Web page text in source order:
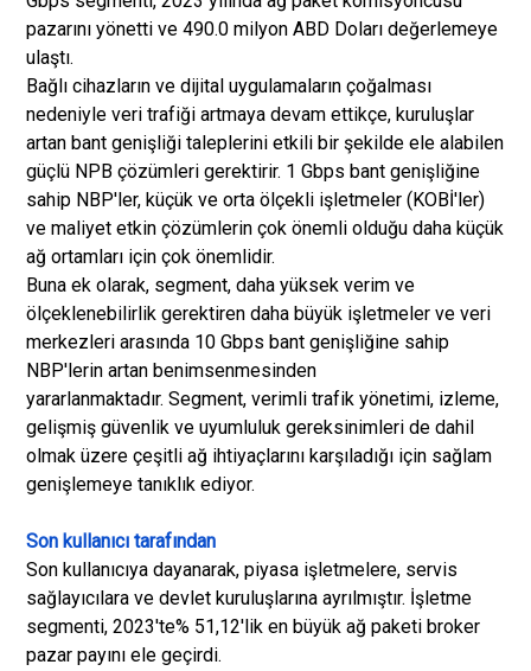
pazarını yönetti ve 490.0 milyon ABD Doları değerlemeye
ulaştı.
Bağlı cihazların ve dijital uygulamaların çoğalması
nedeniyle veri trafiği artmaya devam ettikçe, kuruluşlar
artan bant genişliği taleplerini etkili bir şekilde ele alabilen
güçlü NPB çözümleri gerektirir. 1 Gbps bant genişliğine
sahip NBP'ler, küçük ve orta ölçekli işletmeler (KOBİ'ler)
ve maliyet etkin çözümlerin çok önemli olduğu daha küçük
ağ ortamları için çok önemlidir.
Buna ek olarak, segment, daha yüksek verim ve
ölçeklenebilirlik gerektiren daha büyük işletmeler ve veri
merkezleri arasında 10 Gbps bant genişliğine sahip
NBP'lerin artan benimsenmesinden
yararlanmaktadır. Segment, verimli trafik yönetimi, izleme,
gelişmiş güvenlik ve uyumluluk gereksinimleri de dahil
olmak üzere çeşitli ağ ihtiyaçlarını karşıladığı için sağlam
genişlemeye tanıklık ediyor.
Son kullanıcı tarafından
Son kullanıcıya dayanarak, piyasa işletmelere, servis
sağlayıcılara ve devlet kuruluşlarına ayrılmıştır. İşletme
segmenti, 2023'te% 51,12'lik en büyük ağ paketi broker
pazar payını ele geçirdi.